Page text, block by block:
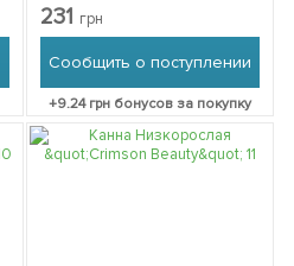
231 грн
Сообщить о поступлении
+9.24грн бонусов за покупку